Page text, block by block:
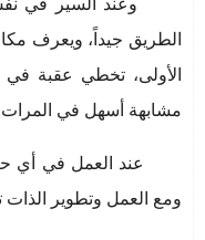
وعند السير في نفس
الطريق جيداً، ويعرف
الأولى، تخطي عقبة
مشابهة أسهل في المرات
عند العمل في أي
ومع العمل وتطوير الذات